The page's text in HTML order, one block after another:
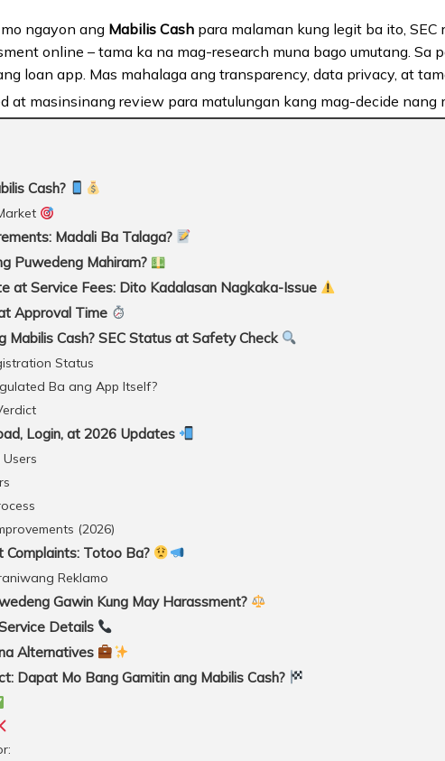
ngayon ang Mabilis Cash para malaman kung legit ba ito,
online – tama ka na mag-research muna bago umutang. Sa
loan app. Mas mahalaga ang transparency, data privacy, at
at masinsinang review para matulungan kang mag-decide nang
Cash?
Madali Ba Talaga?
Puwedeng Mahiram?
at Service Fees: Dito Kadalasan Nagkaka-Issue
Approval Time
Mabilis Cash? SEC Status at Safety Check
Status
Ba ang App Itself?
Login, at 2026 Updates
(2026)
Complaints: Totoo Ba?
Reklamo
Gawin Kung May Harassment?
Details
Alternatives
Dapat Mo Bang Gamitin ang Mabilis Cash?